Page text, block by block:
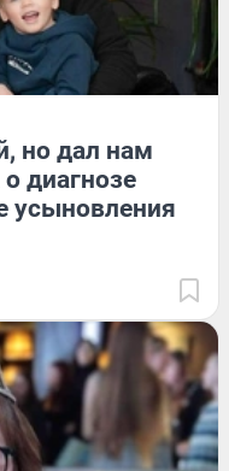
но дал нам
диагнозе
усыновления